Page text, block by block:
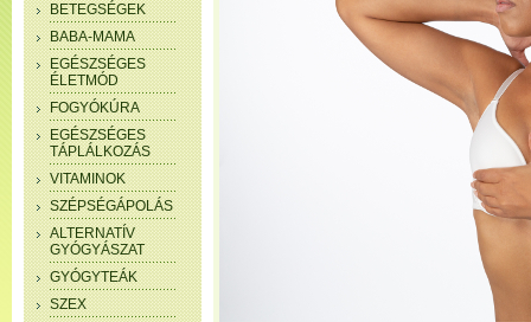
BETEGSÉGEK
BABA-MAMA
EGÉSZSÉGES
ÉLETMÓD
FOGYÓKÚRA
EGÉSZSÉGES
TÁPLÁLKOZÁS
VITAMINOK
SZÉPSÉGÁPOLÁS
ALTERNATÍV
GYÓGYÁSZAT
GYÓGYTEÁK
SZEX